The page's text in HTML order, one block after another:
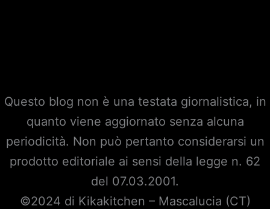
Questo blog non è una testata giornalistica, in
quanto viene aggiornato senza alcuna
periodicità. Non può pertanto considerarsi un
prodotto editoriale ai sensi della legge n. 62
del 07.03.2001.
©2024 di Kikakitchen – Mascalucia (CT)